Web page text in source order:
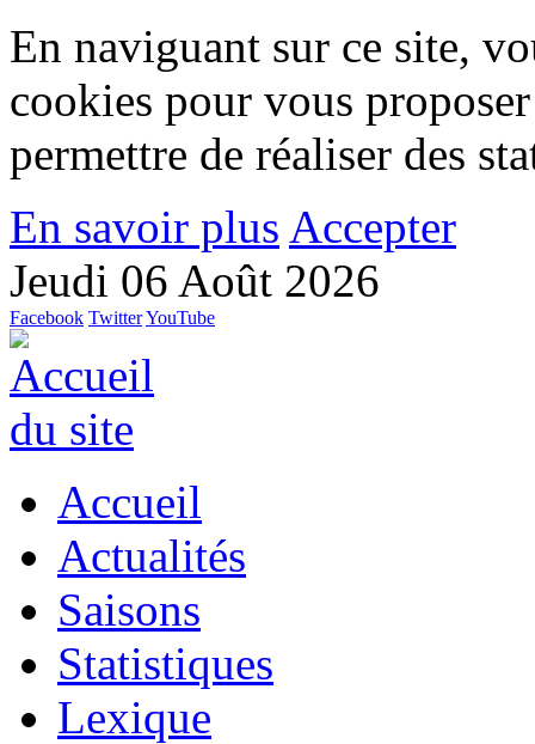
En naviguant sur ce site,
cookies pour vous
permettre de réaliser des
En savoir plus Accepter
Jeudi 06 Août 2026
Facebook TwitterYouTube
Accueil
Actualités
Saisons
Statistiques
Lexique